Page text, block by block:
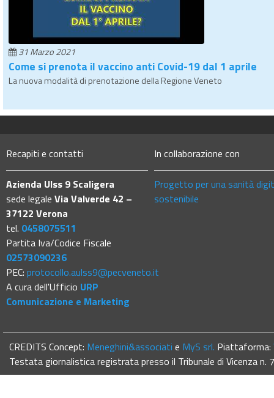
31 Marzo 2021
Come si prenota il vaccino anti Covid-19 dal 1 aprile
La nuova modalità di prenotazione della Regione Veneto
Recapiti e contatti
Azienda Ulss 9 Scaligera
sede legale Via Valverde 42 –
37122 Verona
tel. 0458075511
Partita Iva/Codice Fiscale
02573090236
PEC: protocollo.aulss9@pecveneto.it
A cura dell'Ufficio URP
Comunicazione e Marketing
In collaborazione con
Progetto per una sanità
sostenibile
CREDITS Concept: Meneghini&associati e MyS srl. Piattaforma:
Testata giornalistica registrata presso il Tribunale di Vicenza n.